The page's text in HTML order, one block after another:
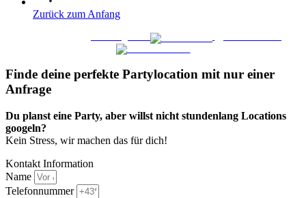
Zurück zum Anfang
Finde deine perfekte Partylocation mit nur einer
Anfrage​
Du planst eine Party, aber willst nicht stundenlang Locations
googeln?
Kein Stress, wir machen das für dich!
Kontakt Information
Name
Telefonnummer